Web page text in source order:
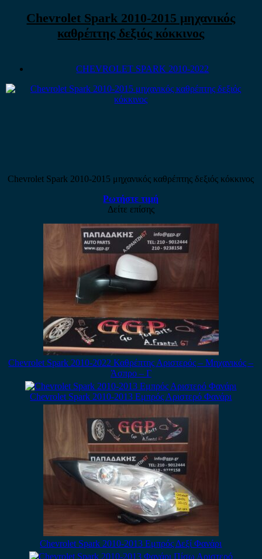
Chevrolet Spark 2010-2015 μηχανικός
καθρέπτης δεξιός κόκκινος
CHEVROLET SPARK 2010-2022
Chevrolet Spark 2010-2015 μηχανικός καθρέπτης δεξιός κόκκινος
Ρωτήστε τιμή
Δείτε επίσης
Chevrolet Spark 2010-2022 Καθρέπτης Αριστερός – Μηχανικός –
Άσπρο – Γ
Chevrolet Spark 2010-2013 Εμπρός Αριστερό Φανάρι
Chevrolet Spark 2010-2013 Εμπρός Δεξί Φανάρι